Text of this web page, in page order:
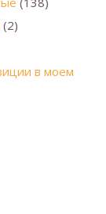
(2)
в моем